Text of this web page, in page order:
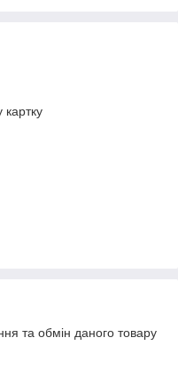
та обмін даного товару